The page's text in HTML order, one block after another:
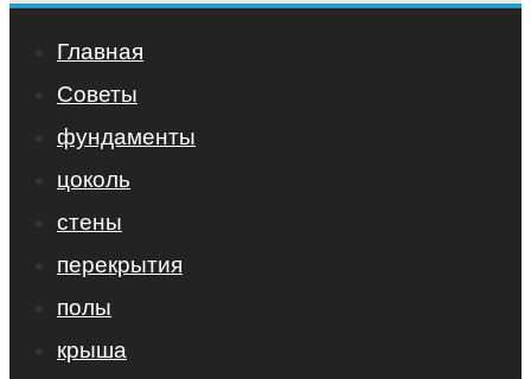
Главная
Советы
фундаменты
цоколь
стены
перекрытия
полы
крыша